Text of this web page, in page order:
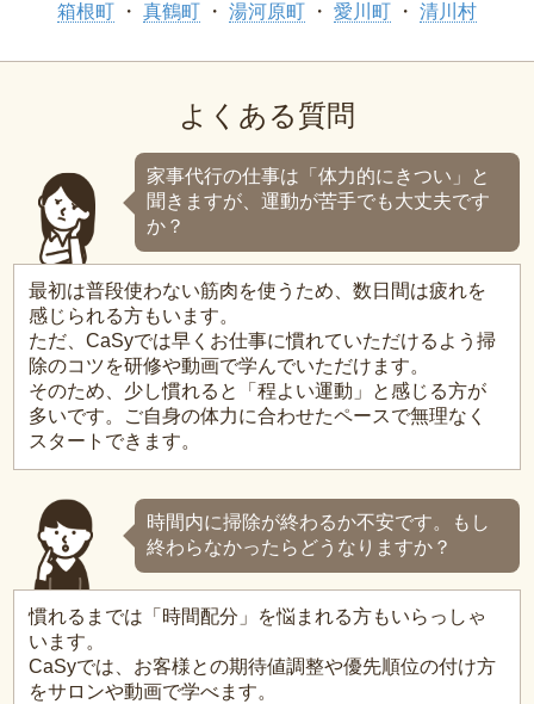
箱根町
真鶴町 湯河原町 愛川町 清川村
よくある質問
家事代行の仕事は「体力的にきつい」と
聞きますが、運動が苦手でも大丈夫です
か？
最初は普段使わない筋肉を使うため、数日間は疲れを
感じられる方もいます。
ただ、CaSyでは早くお仕事に慣れていただけるよう掃
除のコツを研修や動画で学んでいただけます。
そのため、少し慣れると「程よい運動」と感じる方が
多いです。ご自身の体力に合わせたペースで無理なく
スタートできます。
時間内に掃除が終わるか不安です。もし
終わらなかったらどうなりますか？
慣れるまでは「時間配分」を悩まれる方もいらっしゃ
います。
CaSyでは、お客様との期待値調整や優先順位の付け方
をサロンや動画で学べます。